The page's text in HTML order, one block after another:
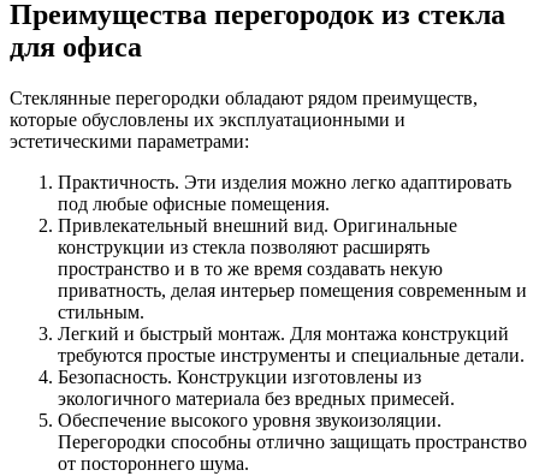
Преимущества перегородок из стекла
для офиса
Стеклянные перегородки обладают рядом преимуществ,
которые обусловлены их эксплуатационными и
эстетическими параметрами:
Практичность. Эти изделия можно легко адаптировать
под любые офисные помещения.
Привлекательный внешний вид. Оригинальные
конструкции из стекла позволяют расширять
пространство и в то же время создавать некую
приватность, делая интерьер помещения современным и
стильным.
Легкий и быстрый монтаж. Для монтажа конструкций
требуются простые инструменты и специальные детали.
Безопасность. Конструкции изготовлены из
экологичного материала без вредных примесей.
Обеспечение высокого уровня звукоизоляции.
Перегородки способны отлично защищать пространство
от постороннего шума.